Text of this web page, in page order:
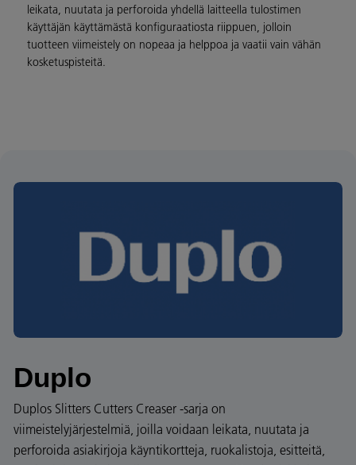
leikata, nuutata ja perforoida yhdellä laitteella tulostimen
käyttäjän käyttämästä konfiguraatiosta riippuen, jolloin
tuotteen viimeistely on nopeaa ja helppoa ja vaatii vain vähän
kosketuspisteitä.
Duplo
Duplos Slitters Cutters Creaser -sarja on
viimeistelyjärjestelmiä, joilla voidaan leikata, nuutata ja
perforoida asiakirjoja käyntikortteja, ruokalistoja, esitteitä,